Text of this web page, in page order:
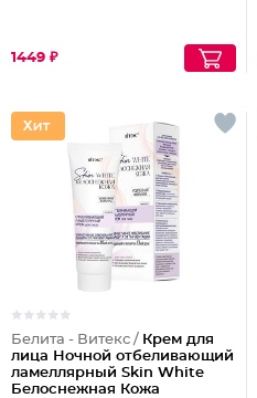
1449 ₽
Белита - Витекс / Крем для
лица Ночной отбеливающий
ламеллярный Skin White
Белоснежная Кожа